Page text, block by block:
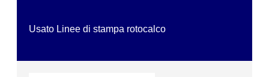
Usato Linee di stampa rotocalco